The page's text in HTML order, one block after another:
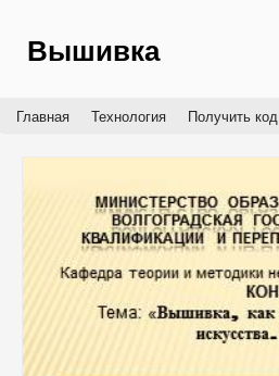
Вышивка
Главная Технология Получить код